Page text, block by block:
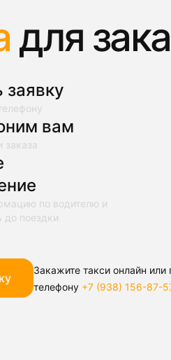
для
заявку
вам
заказа
по водителю и
до поездки
Закажите такси онлайн или
телефону +7 (938) 156-87-